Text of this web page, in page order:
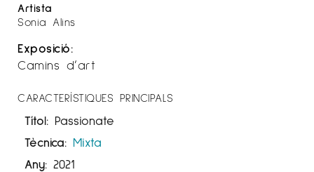
Artista
Sonia Alins
Exposició:
Camins d’art
CARACTERÍSTIQUES PRINCIPALS
Títol: Passionate
Tècnica: Mixta
Any: 2021